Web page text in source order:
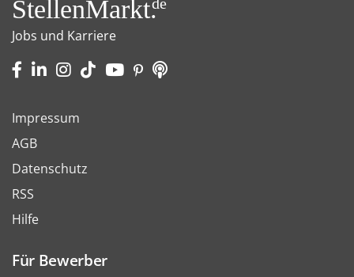
StellenMarkt.de
Jobs und Karriere
Impressum
AGB
Datenschutz
RSS
Hilfe
Für Bewerber